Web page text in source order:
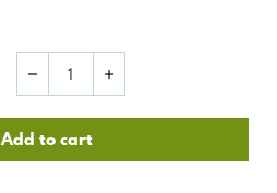
remove add
Add to cart